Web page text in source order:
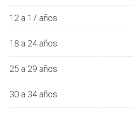
12 a 17 años
18 a 24 años
25 a 29 años
30 a 34 años